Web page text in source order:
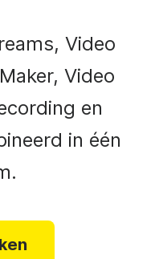
Video
Video
en
in één